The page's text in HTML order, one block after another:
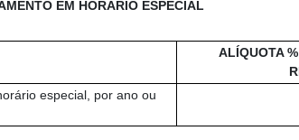
EM HORÁRIO ESPECIAL
ALÍQUOTA
especial, por ano ou